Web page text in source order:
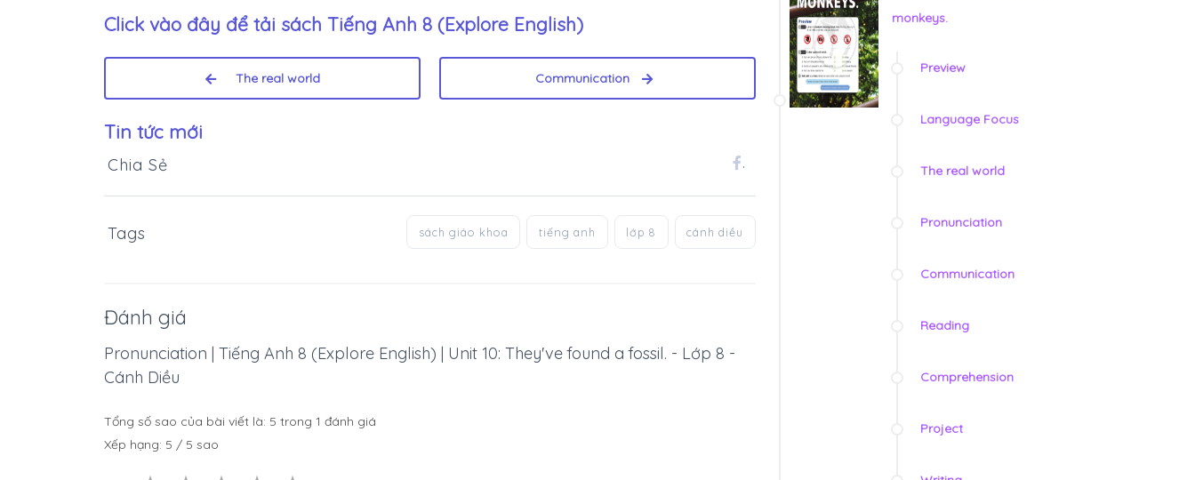
Click vào đây để tải sách Tiếng Anh 8 (Explore English)
The real world Communication
Tin tức mới
Chia Sẻ .
Tags sách giáo khoa tiếng anh lớp 8 cánh diều
Đánh giá
Pronunciation | Tiếng Anh 8 (Explore English) | Unit 10: They've found a fossil. - Lớp 8 -
Cánh Diều
Tổng số sao của bài viết là: 5 trong 1 đánh giá
Xếp hạng: 5 / 5 sao
monkeys.
Preview
Language Focus
The real world
Pronunciation
Communication
Reading
Comprehension
Project